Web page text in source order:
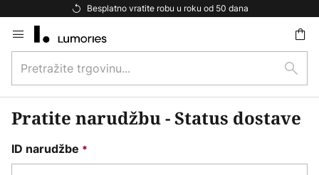
Besplatno vratite robu u roku od 50 dana
to
Content
trgovinu...
traži
Pratite narudžbu - Status dostave
ID narudžbe